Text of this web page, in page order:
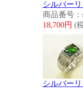
シルバー
商品番号：
18,700円 (
シルバー